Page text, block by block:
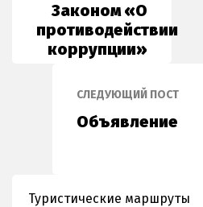
Законом «О
противодействии
коррупции»
СЛЕДУЮЩИЙ ПОСТ
Объявление
Туристические маршруты